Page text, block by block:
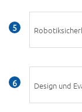
Design und